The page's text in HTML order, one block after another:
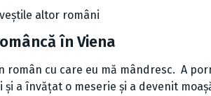
altor români
în Viena
român cu care eu mă mândresc. A
și a învățat o meserie și a devenit